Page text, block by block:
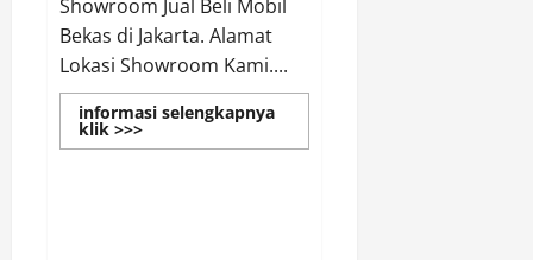
Showroom Jual Beli Mobil
Bekas di Jakarta. Alamat
Lokasi Showroom Kami....
informasi selengkapnya
klik >>>Read
more